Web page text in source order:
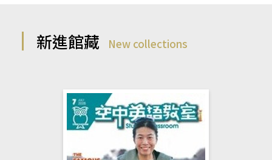
新進館藏 New collections